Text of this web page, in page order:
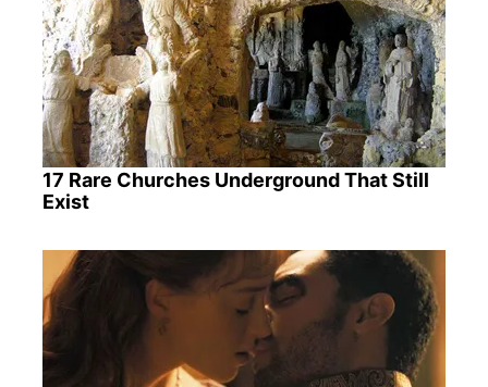
17 Rare Churches Underground That Still
Exist